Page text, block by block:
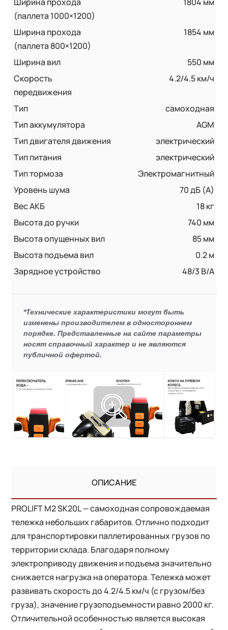
(паллета 1000×1200)
Ширина прохода
(паллета 800×1200)
1854 мм
Ширина вил
550 мм
Скорость
передвижения
4.2/4.5 км/ч
Тип
самоходная
Тип аккумулятора
AGM
Тип двигателя движения
электрический
Тип питания
электрический
Тип тормоза
Электромагнитный
Уровень шума
70 дБ (А)
Вес АКБ
18 кг
Высота до ручки
740 мм
Высота опущенных вил
85 мм
Высота подъема вил
0.2 м
Зарядное устройство
48/3 В/А
*Технические характеристики могут быть
изменены производителем в одностороннем
порядке. Представленные на сайте параметры
носят справочный характер и не являются
публичной офертой.
ОПИСАНИЕ
PROLIFT M2 SK20L — самоходная сопровождаемая
тележка небольших габаритов. Отлично подходит
для транспортировки паллетированных грузов по
территории склада. Благодаря полному
электроприводу движения и подъема значительно
снижается нагрузка на оператора. Тележка может
развивать скорость до 4.2/4.5 км/ч (с грузом/без
груза), значение грузоподъемности равно 2000 кг.
Отличительной особенностью является высокая